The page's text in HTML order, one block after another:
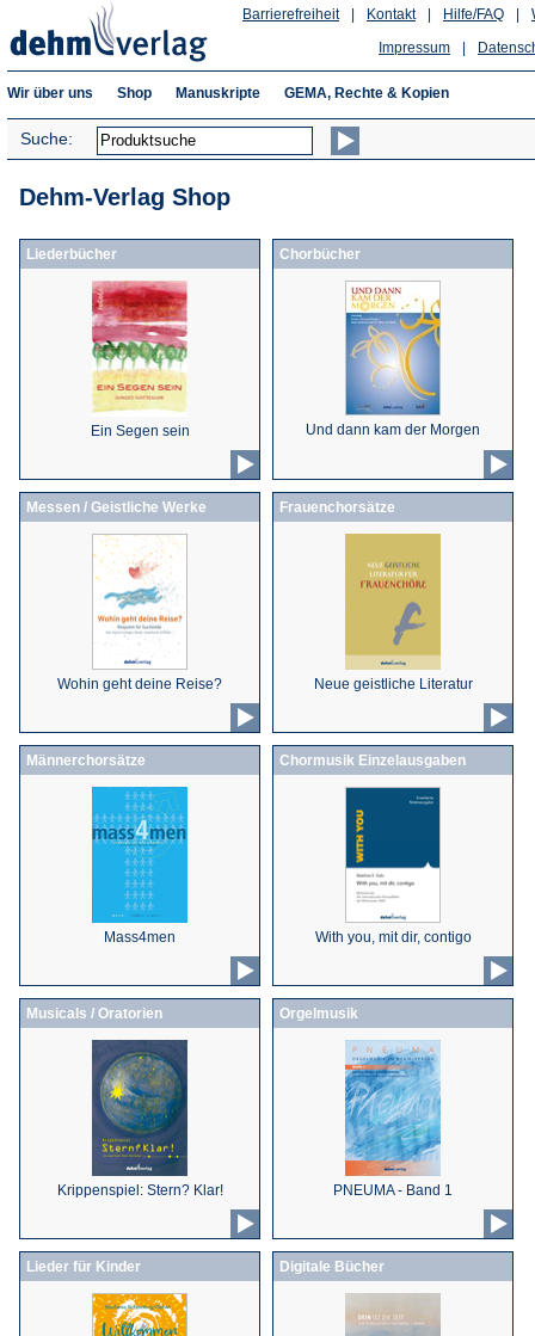
Hilfe/FAQ
Kontakt
Barrierefreiheit
Impressum
Wir über uns Shop Manuskripte GEMA, Rechte & Kopien
Suche:
Dehm-Verlag Shop
Liederbücher
Ein Segen sein
Chorbücher
Und dann kam der Morgen
Messen / Geistliche Werke
Wohin geht deine Reise?
Frauenchorsätze
Neue geistliche Literatur
Männerchorsätze
Mass4men
Chormusik Einzelausgaben
With you, mit dir, contigo
Musicals / Oratorien
Krippenspiel: Stern? Klar!
Orgelmusik
PNEUMA - Band 1
Lieder für Kinder Digitale Bücher